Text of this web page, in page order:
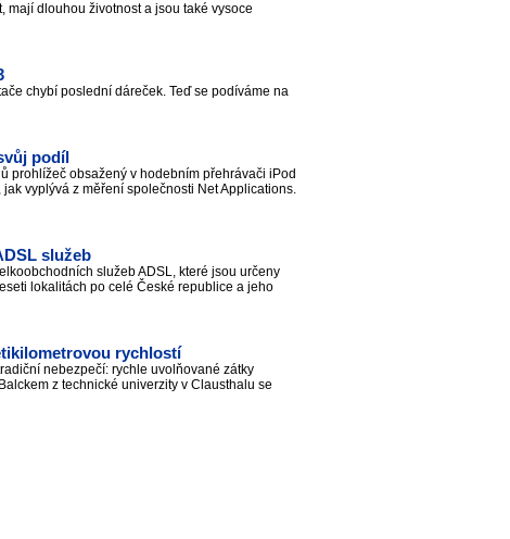
mají dlouhou životnost a jsou také vysoce
chybí poslední dáreček. Teď se podíváme na
podíl
prohlížeč obsažený v hodebním přehrávači iPod
vyplývá z měření společnosti Net Applications.
služeb
služeb ADSL, které jsou určeny
lokalitách po celé České republice a jeho
rychlostí
nebezpečí: rychle uvolňované zátky
z technické univerzity v Clausthalu se